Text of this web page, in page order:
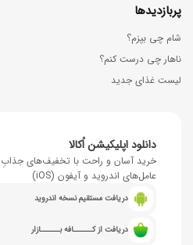
پربازدیدها
شام چی بپزم؟
ناهار چی درست کنم؟
لیست غذای جدید
دانلود اپلیکیشن اُکالا
خرید آسان و راحت با تخفیف‌های جذابِ
عامل‌های اندروید و آیفون (iOS)
دریافت مستقیم نسخه اندروید
دریافت از کــــــافه بــــــازار